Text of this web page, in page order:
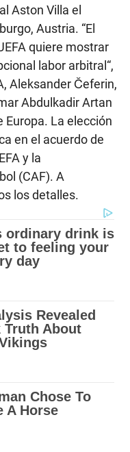
Aston Villa el
Austria. “El
quiere mostrar
labor arbitral“,
Aleksander Čeferin,
Abdulkadir Artan
Europa. La elección
en el acuerdo de
y la
(CAF). A
los detalles.